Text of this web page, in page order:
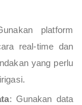
platform
real-time dan
yang perlu
: Gunakan data